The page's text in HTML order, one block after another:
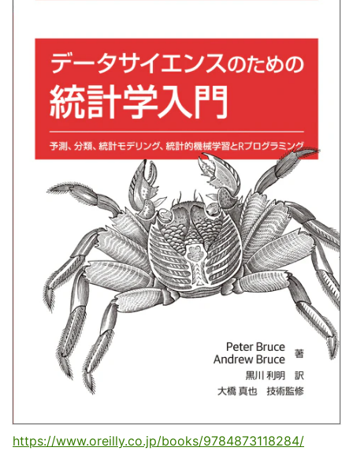
https://www.oreilly.co.jp/books/9784873118284/